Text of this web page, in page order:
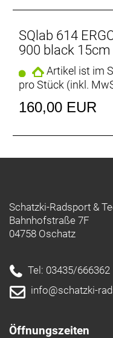
SQlab 614
900 black 15cm
Artikel ist im
pro Stück (inkl.
160,00 EUR
Schatzki-Radsport &
Bahnhofstraße 7F
04758 Oschatz
Tel: 03435/666362
info@schatzki-
Öffnungszeiten